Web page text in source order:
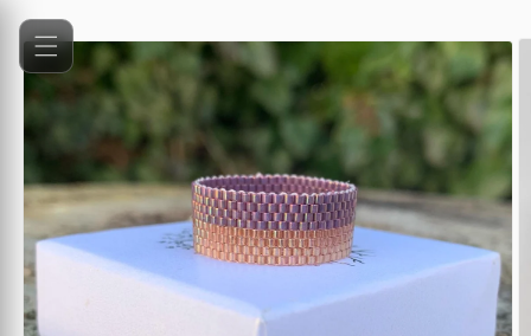
Přejít k
obsahu
Přejít na
informace
o
produktu